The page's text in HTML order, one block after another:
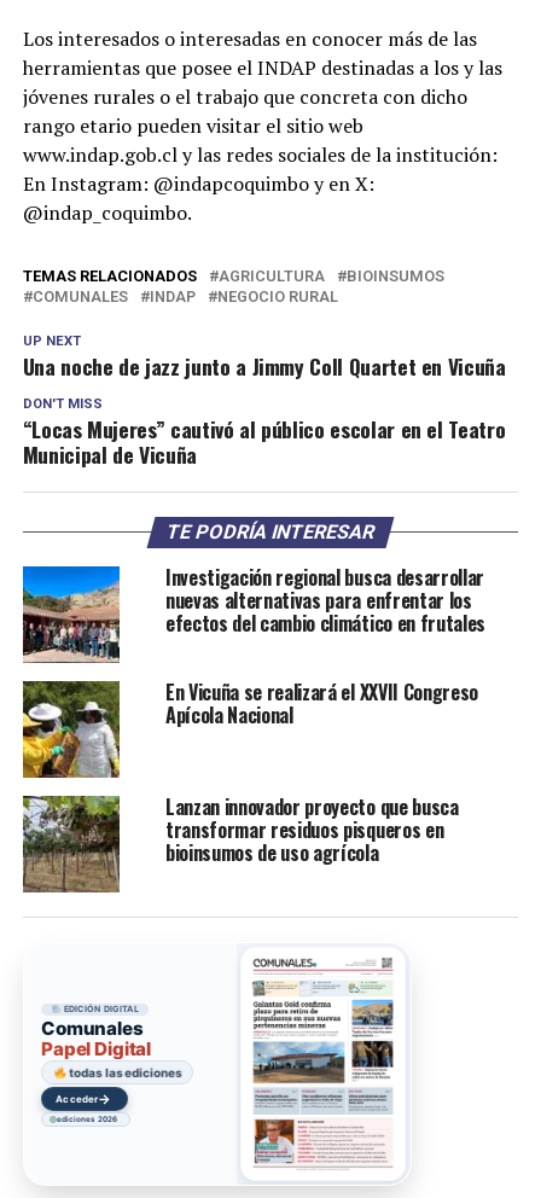
Los interesados o interesadas en conocer más de las
herramientas que posee el INDAP destinadas a los y las
jóvenes rurales o el trabajo que concreta con dicho
rango etario pueden visitar el sitio web
www.indap.gob.cl y las redes sociales de la institución:
En Instagram: @indapcoquimbo y en X:
@indap_coquimbo.
TEMAS RELACIONADOS AGRICULTURA
BIOINSUMOS
COMUNALES
INDAP NEGOCIO RURAL
UP NEXT
Una noche de jazz junto a Jimmy Coll Quartet en Vicuña
DON'T MISS
“Locas Mujeres” cautivó al público escolar en el Teatro
Municipal de Vicuña
TE PODRÍA INTERESAR
Investigación regional busca desarrollar
nuevas alternativas para enfrentar los
efectos del cambio climático en frutales
En Vicuña se realizará el XXVII Congreso
Apícola Nacional
Lanzan innovador proyecto que busca
transformar residuos pisqueros en
bioinsumos de uso agrícola
EDICIÓN DIGITAL
Comunales
Papel Digital
todas las ediciones
Acceder→
ediciones 2026